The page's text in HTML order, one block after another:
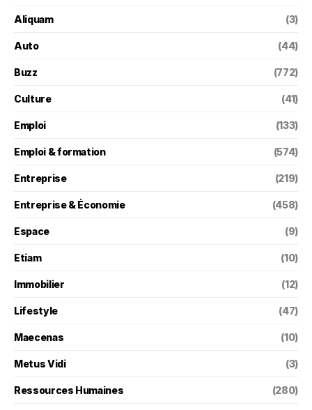
Aliquam (3)
Auto (44)
Buzz (772)
Culture (41)
Emploi (133)
Emploi & formation (574)
Entreprise (219)
Entreprise & Économie (458)
Espace (9)
Etiam (10)
Immobilier (12)
Lifestyle (47)
Maecenas (10)
Metus Vidi (3)
Ressources Humaines (280)